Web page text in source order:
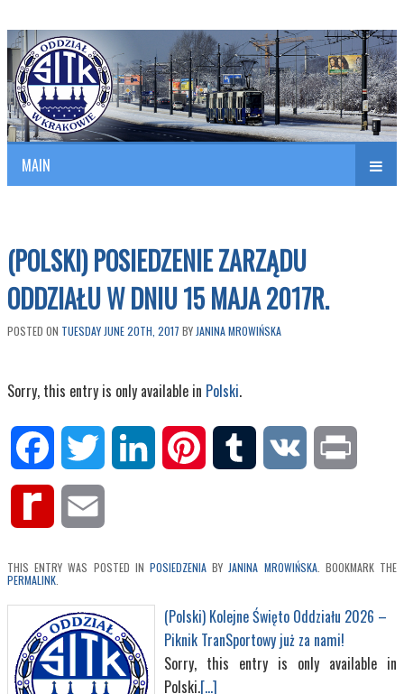
SITK RP Oddział w KRAKOWIE
Polish Association of Engineers & Technicians of Transportation
MAIN
(POLSKI) POSIEDZENIE ZARZĄDU
ODDZIAŁU W DNIU 15 MAJA 2017R.
POSTED ON TUESDAY JUNE 20TH, 2017 BY JANINA MROWIŃSKA
Sorry, this entry is only available in Polski.
Facebook Twitter LinkedIn Pinterest Tumblr VK
Rediff
THIS ENTRY WAS POSTED IN POSIEDZENIA BY JANINA MROWIŃSKA. BOOKMARK THE
PERMALINK
(Polski) Kolejne Święto Oddziału 2026 –
Piknik TranSportowy już za nami!
Sorry, this entry is only available in
Polski.[...]